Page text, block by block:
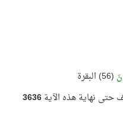
(56) البقرة
نهاية هذه الآية3636